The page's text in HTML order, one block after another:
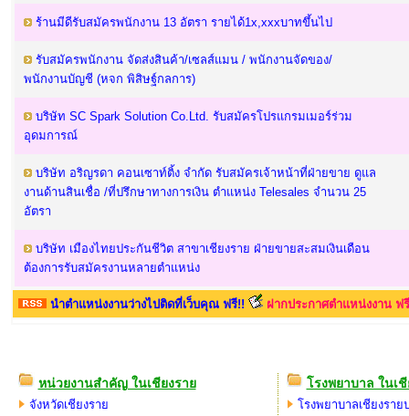
ร้านมีดีรับสมัครพนักงาน 13 อัตรา รายได้1x,xxxบาทขึ้นไป
รับสมัครพนักงาน จัดส่งสินค้า/เซลส์แมน / พนักงานจัดของ/
พนักงานบัญชี (หจก พิสิษฐ์กลการ)
บริษัท SC Spark Solution Co.Ltd. รับสมัครโปรแกรมเมอร์ร่วม
อุดมการณ์
บริษัท อริญรดา คอนเซาท์ติ้ง จำกัด รับสมัครเจ้าหน้าที่ฝ่ายขาย ดูแล
งานด้านสินเชื่อ /ที่ปรึกษาทางการเงิน ตำแหน่ง Telesales จำนวน 25
อัตรา
บริษัท เมืองไทยประกันชีวิต สาขาเชียงราย ฝ่ายขายสะสมเงินเดือน
ต้องการรับสมัครงานหลายตำแหน่ง
นำตำแหน่งงานว่างไปติดที่เว็บคุณ ฟรี!! ฝากประกาศตำแหน่งงาน ฟ
หน่วยงานสำคัญ ในเชียงราย
จังหวัดเชียงราย
โรงพยาบาล ในเชี
โรงพยาบาลเชียงราย